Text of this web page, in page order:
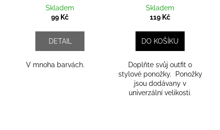
Skladem
99 Kč
DETAIL
V mnoha barvách.
Skladem
119 Kč
DO KOŠÍKU
Doplňte svůj outfit o
stylové ponožky. Ponožky
jsou dodávany v
univerzální velikosti.